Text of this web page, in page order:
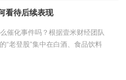
看待后续表现
催化事件吗？根据壹米财经团队
“老登股”集中在白酒、食品饮料